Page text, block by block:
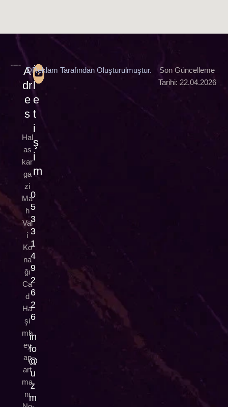
A
dr
e
s
Hal
as
kar
ga
zi
Ma
h
Val
i
Ko
na
ğı
Ca
d
Ha
şi
mb
ey
ap
art
ma
nı
İ
l
e
t
i
ş
i
m
0
5
3
3
1
4
9
2
6
2
6
in
fo
@
u
z
m
DReklam Tarafından Oluşturulmuştur.
Son Güncelleme
Tarihi: 22.04.2026